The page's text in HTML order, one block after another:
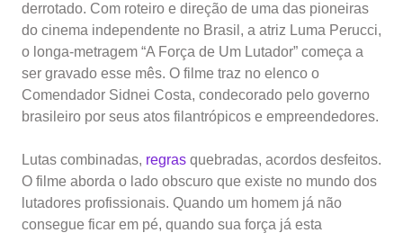
derrotado. Com roteiro e direção de uma das pioneiras
do cinema independente no Brasil, a atriz Luma Perucci,
o longa-metragem “A Força de Um Lutador” começa a
ser gravado esse mês. O filme traz no elenco o
Comendador Sidnei Costa, condecorado pelo governo
brasileiro por seus atos filantrópicos e empreendedores.
Lutas combinadas, regras quebradas, acordos desfeitos.
O filme aborda o lado obscuro que existe no mundo dos
lutadores profissionais. Quando um homem já não
consegue ficar em pé, quando sua força já esta